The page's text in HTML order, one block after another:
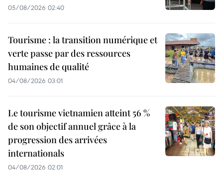
05/08/2026 02:40
Tourisme : la transition numérique et
verte passe par des ressources
humaines de qualité
04/08/2026 03:01
Le tourisme vietnamien atteint 56 %
de son objectif annuel grâce à la
progression des arrivées
internationals
04/08/2026 02:01